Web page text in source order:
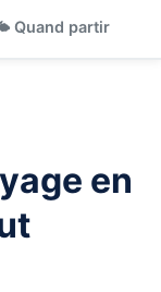
Quand partir
en